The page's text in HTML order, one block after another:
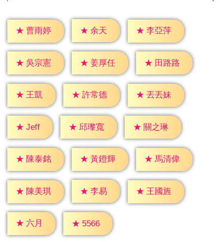
★ 曹雨婷 ★ 余天 ★ 李亞萍
★ 吳宗憲 ★ 姜厚任 ★ 田路路
★ 王凱 ★ 許常德 ★ 丟丟妹
★ Jeff ★ 邱瓈寬 ★ 關之琳
★ 陳泰銘 ★ 黃鐙輝 ★ 馬清偉
★ 陳美琪 ★ 李易 ★ 王國旌
★ 六月 ★ 5566